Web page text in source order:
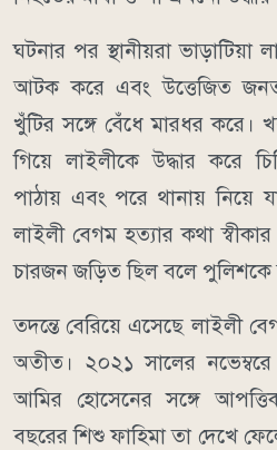
ঘটনার পর স্থানীয়রা ভাড়াটিয়া
আটক করে এবং উত্তেজিত
খুঁটির সঙ্গে বেঁধে মারধর করে।
গিয়ে লাইলীকে উদ্ধার করে
পাঠায় এবং পরে থানায় নিয়ে
লাইলী বেগম হত্যার কথা
চারজন জড়িত ছিল বলে পুলিশকে
তদন্তে বেরিয়ে এসেছে লাইলী
অতীত। ২০২১ সালের
আমির হোসেনের সঙ্গে
বছরের শিশু ফাহিমা তা দেখে